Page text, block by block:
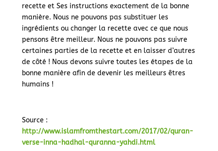
recette et Ses instructions exactement de la bonne
manière. Nous ne pouvons pas substituer les
ingrédients ou changer la recette avec ce que nous
pensons être meilleur. Nous ne pouvons pas suivre
certaines parties de la recette et en laisser d’autres
de côté ! Nous devons suivre toutes les étapes de la
bonne manière afin de devenir les meilleurs êtres
humains !
Source :
http://www.islamfromthestart.com/2017/02/quran-
verse-inna-hadhal-quranna-yahdi.html